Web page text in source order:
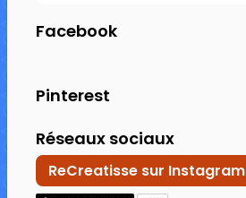
Facebook
Pinterest
Réseaux sociaux
ReCreatisse sur Instagram